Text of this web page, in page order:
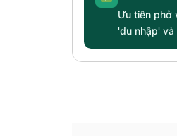
Ưu tiên phở
'du nhập' và